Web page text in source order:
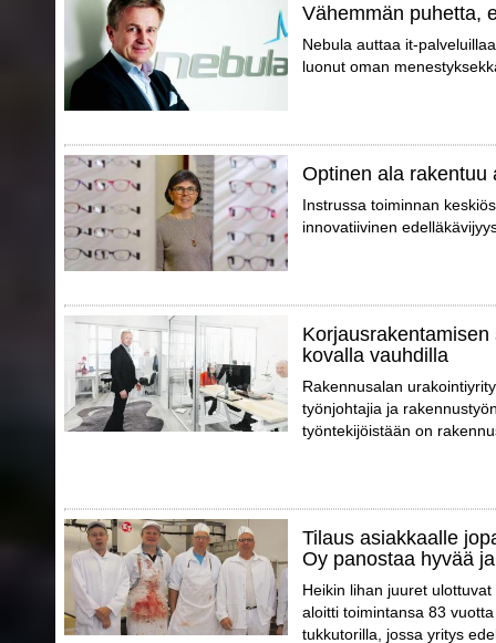
Vähemmän puhetta,
Nebula auttaa it-
luonut oman
Optinen ala rakentuu
Instrussa toiminnan
innovatiivinen
kovalla vauhdilla
Rakennusalan
työnjohtajia ja
työntekijöistään on
Tilaus asiakkaalle
Oy panostaa hyvää
Heikin lihan juuret
aloitti toimintansa 83
tukkutorilla, jossa yritys